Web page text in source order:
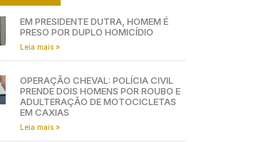
EM PRESIDENTE DUTRA, HOMEM É
PRESO POR DUPLO HOMICÍDIO
Leia mais »
OPERAÇÃO CHEVAL: POLÍCIA CIVIL
PRENDE DOIS HOMENS POR ROUBO E
ADULTERAÇÃO DE MOTOCICLETAS
EM CAXIAS
Leia mais »